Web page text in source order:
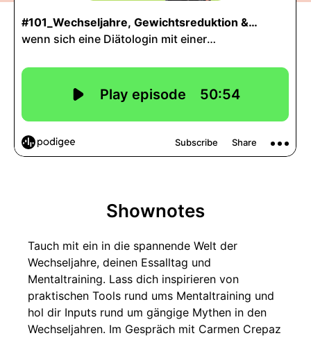
Shownotes
Tauch mit ein in die spannende Welt der
Wechseljahre, deinen Essalltag und
Mentaltraining. Lass dich inspirieren von
praktischen Tools rund ums Mentaltraining und
hol dir Inputs rund um gängige Mythen in den
Wechseljahren. Im Gespräch mit Carmen Crepaz